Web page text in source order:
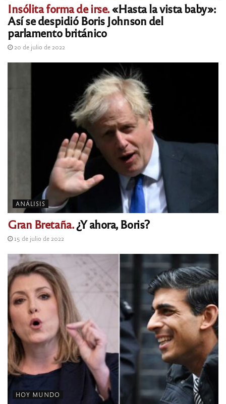
Insólita forma de irse.«Hasta la vista baby»:
Así se despidió Boris Johnson del
parlamento británico
20 de julio de 2022
ANÁLISIS
Gran Bretaña.¿Y ahora, Boris?
15 de julio de 2022
HOY MUNDO